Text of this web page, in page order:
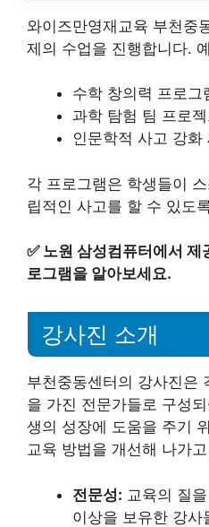
와이즈만영재교육 부천중
제의 수업을 진행합니다.
수학 창의력 프로그
과학 탐험 팀 프로
인문학적 사고 강화
각 프로그램은 학생들이
립적인 사고를 할 수 있도
✅ 노원 삼성컴퓨터에서 제
로그램을 알아보세요.
강사진 소개
부천중동센터의 강사진은
을 가진 전문가들로 구성
생의 성장에 도움을 주기
교육 방법을 개선해 나가
전문성: 교육의 질
이상을 보유한 강사